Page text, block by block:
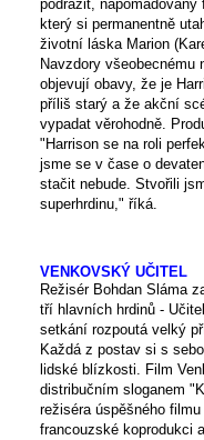
podrazit,
který si permanentně
životní láska Marion
Navzdory
objevují obavy, že je
příliš starý a že akční
vypadat věrohodně.
"Harrison se na roli
jsme se v čase o
stačit nebude. Stvořili
superhrdinu," říká.
VENKOVSKÝ UČITEL
Režisér Bohdan Sláma
tří hlavních hrdinů -
setkání rozpoutá velký
Každá z postav si s
lidské blízkosti. Film
distribučním sloganem
režiséra úspěšného
francouzské koprodukci